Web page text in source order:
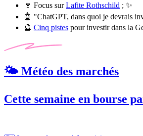
🍷 Focus surLafite Rothschild ; ✨
🤖 "ChatGPT, dans quoi je devrais
🔮 Cinq pistes pour investir dans la
🌤️ Météo des marchés
Cette semaine en bourse